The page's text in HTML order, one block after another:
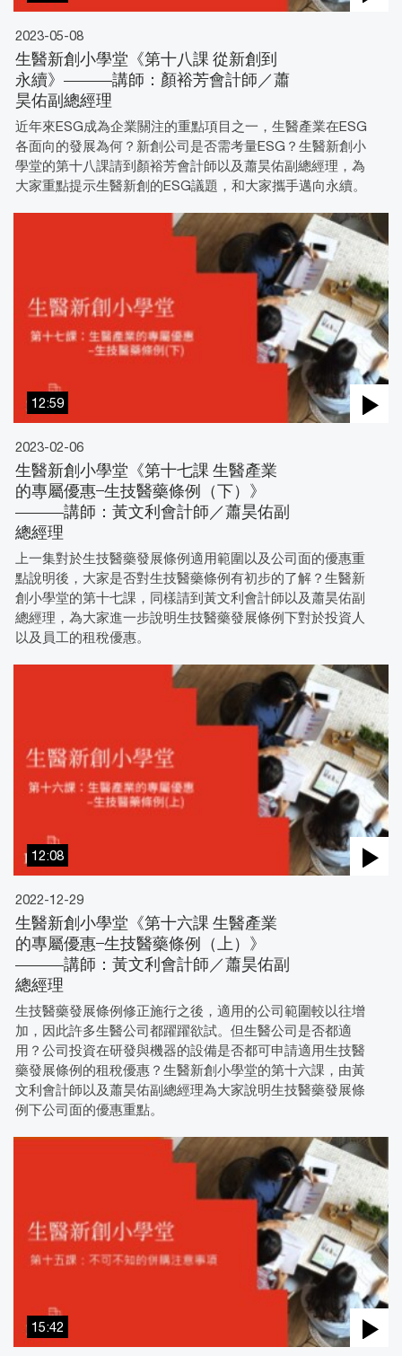
2023-05-08
生醫新創小學堂《第十八課 從新創到
永續》———講師：顏裕芳會計師／蕭
昊佑副總經理
近年來ESG成為企業關注的重點項目之一，生醫產業在ESG
各面向的發展為何？新創公司是否需考量ESG？生醫新創小
學堂的第十八課請到顏裕芳會計師以及蕭昊佑副總經理，為
大家重點提示生醫新創的ESG議題，和大家攜手邁向永續。
12:59
2023-02-06
生醫新創小學堂《第十七課 生醫產業
的專屬優惠‒生技醫藥條例（下）》
———講師：黃文利會計師／蕭昊佑副
總經理
上一集對於生技醫藥發展條例適用範圍以及公司面的優惠重
點說明後，大家是否對生技醫藥條例有初步的了解？生醫新
創小學堂的第十七課，同樣請到黃文利會計師以及蕭昊佑副
總經理，為大家進一步說明生技醫藥發展條例下對於投資人
以及員工的租稅優惠。
12:08
2022-12-29
生醫新創小學堂《第十六課 生醫產業
的專屬優惠‒生技醫藥條例（上）》
———講師：黃文利會計師／蕭昊佑副
總經理
生技醫藥發展條例修正施行之後，適用的公司範圍較以往增
加，因此許多生醫公司都躍躍欲試。但生醫公司是否都適
用？公司投資在研發與機器的設備是否都可申請適用生技醫
藥發展條例的租稅優惠？生醫新創小學堂的第十六課，由黃
文利會計師以及蕭昊佑副總經理為大家說明生技醫藥發展條
例下公司面的優惠重點。
15:42